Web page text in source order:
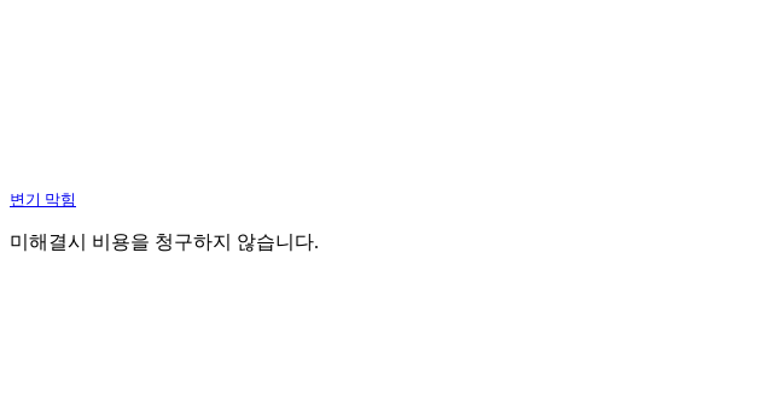
변기 막힘
미해결시 비용을 청구하지 않습니다.